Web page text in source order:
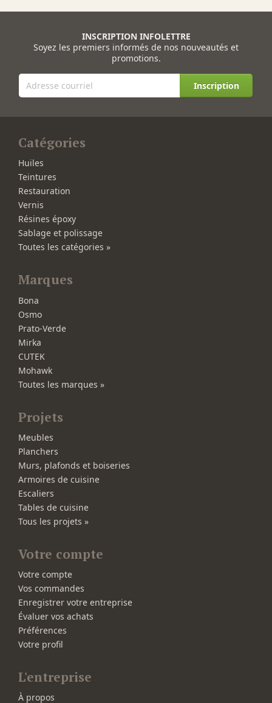
INSCRIPTION INFOLETTRE
Soyez les premiers informés de nos nouveautés et
promotions.
Inscription
Catégories
Huiles
Teintures
Restauration
Vernis
Résines époxy
Sablage et polissage
Toutes les catégories »
Marques
Bona
Osmo
Prato-Verde
Mirka
CUTEK
Mohawk
Toutes les marques »
Projets
Meubles
Planchers
Murs, plafonds et boiseries
Armoires de cuisine
Escaliers
Tables de cuisine
Tous les projets »
Votre compte
Votre compte
Vos commandes
Enregistrer votre entreprise
Évaluer vos achats
Préférences
Votre profil
L'entreprise
À propos